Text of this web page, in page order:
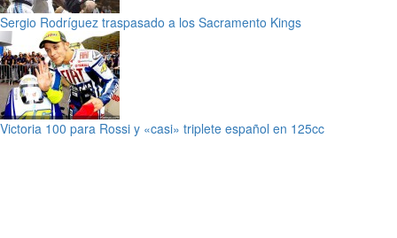
Sergio Rodríguez traspasado a los Sacramento Kings
Victoria 100 para Rossi y «casi» triplete español en 125cc